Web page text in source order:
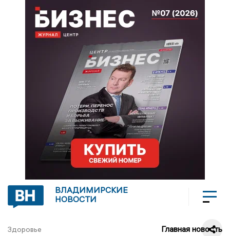
ВЛАДИМИРСКИЕ
НОВОСТИ
Здоровье Главная новость